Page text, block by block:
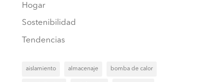
Hogar
Sostenibilidad
Tendencias
aislamiento almacenaje bomba de calor